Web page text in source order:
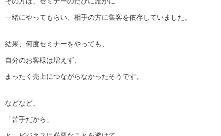
一緒にやってもらい、相手の方に集客を依存していました。
結果、何度セミナーをやっても、
自分のお客様は増えず、
まったく売上につながらなかったそうです。
などなど、
「苦手だから」